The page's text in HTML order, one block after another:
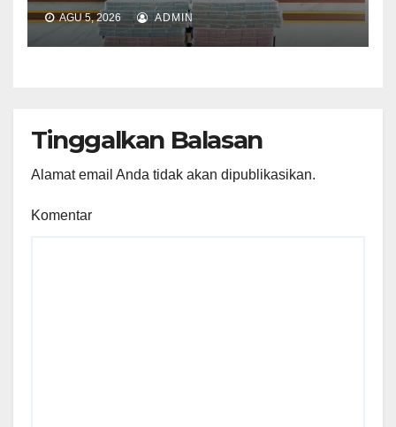
AGU 5, 2026 ADMIN
Tinggalkan Balasan
Alamat email Anda tidak akan dipublikasikan.
Komentar